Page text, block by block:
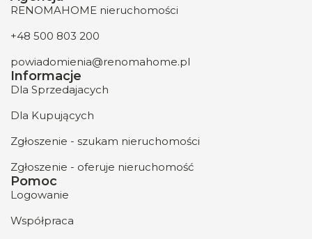
RENOMAHOME nieruchomości
+48 500 803 200
powiadomienia@renomahome.pl
Informacje
Dla Sprzedajacych
Dla Kupujących
Zgłoszenie - szukam nieruchomości
Zgłoszenie - oferuje nieruchomość
Pomoc
Logowanie
Współpraca